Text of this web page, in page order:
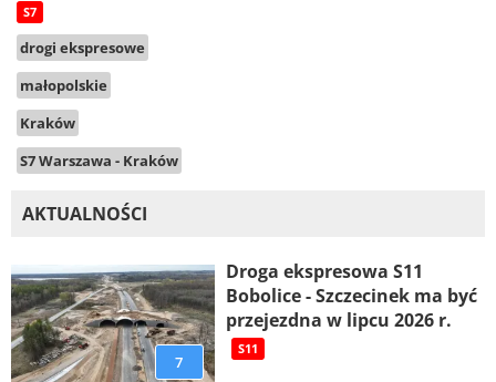
S7
drogi ekspresowe
małopolskie
Kraków
S7 Warszawa - Kraków
AKTUALNOŚCI
7
Droga ekspresowa S11
Bobolice - Szczecinek ma być
przejezdna w lipcu 2026 r.
S11